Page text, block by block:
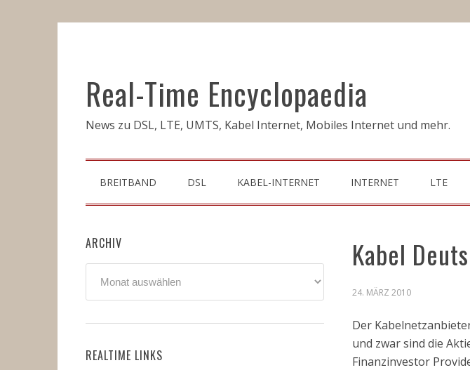
Real-Time Encyclopaedia
News zu DSL, LTE, UMTS, Kabel Internet, Mobiles Internet und mehr.
BREITBAND DSL KABEL-INTERNET INTERNET LTE
Kabel
24. MÄRZ 2010
Der
und zwar sind die
Finanzinvestor
ARCHIV
REALTIME LINKS